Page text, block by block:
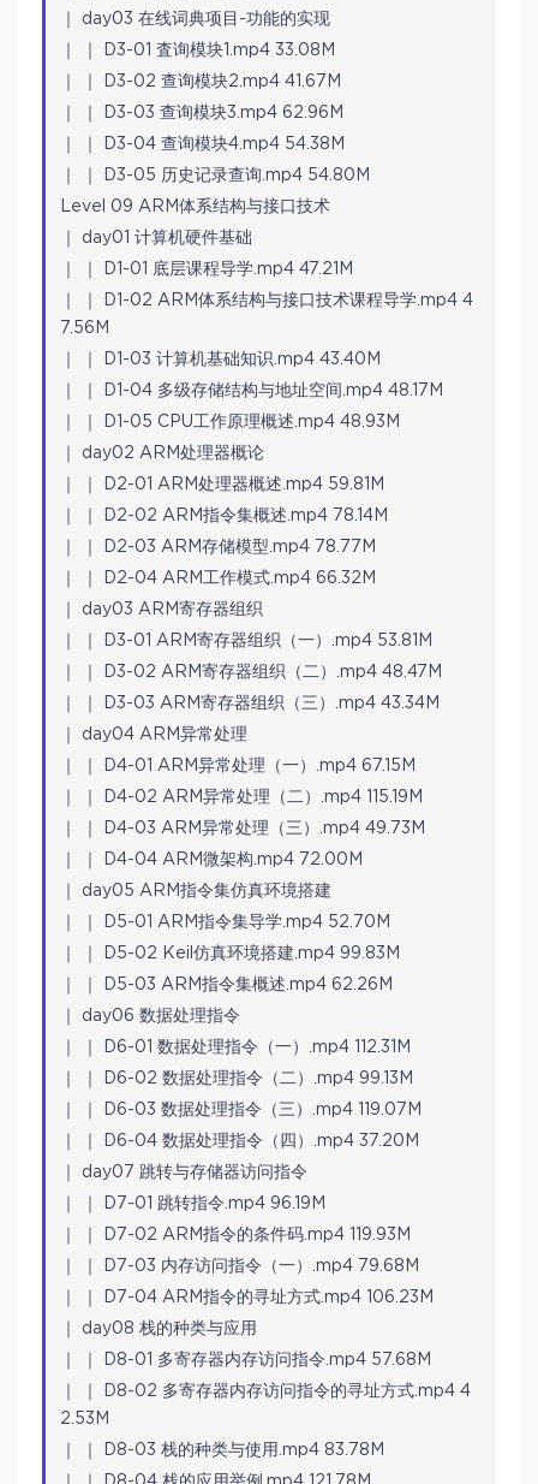
｜ day03 在线词典项目-功能的实现
｜ ｜ D3-01 査询模块1.mp4 33.08M
｜ ｜ D3-02 查询模块2.mp4 41.67M
｜ ｜ D3-03 查询模块3.mp4 62.96M
｜ ｜ D3-04 查询模块4.mp4 54.38M
｜ ｜ D3-05 历史记录查询.mp4 54.80M
Level 09 ARM体系结构与接口技术
｜ day01 计算机硬件基础
｜ ｜ D1-01 底层课程导学.mp4 47.21M
｜ ｜ D1-02 ARM体系结构与接口技术课程导学.mp4 4
7.56M
｜ ｜ D1-03 计算机基础知识.mp4 43.40M
｜ ｜ D1-04 多级存储结构与地址空间.mp4 48.17M
｜ ｜ D1-05 CPU工作原理概述.mp4 48.93M
｜ day02 ARM处理器概论
｜ ｜ D2-01 ARM处理器概述.mp4 59.81M
｜ ｜ D2-02 ARM指令集概述.mp4 78.14M
｜ ｜ D2-03 ARM存储模型.mp4 78.77M
｜ ｜ D2-04 ARM工作模式.mp4 66.32M
｜ day03 ARM寄存器组织
｜ ｜ D3-01 ARM寄存器组织（一）.mp4 53.81M
｜ ｜ D3-02 ARM寄存器组织（二）.mp4 48.47M
｜ ｜ D3-03 ARM寄存器组织（三）.mp4 43.34M
｜ day04 ARM异常处理
｜ ｜ D4-01 ARM异常处理（一）.mp4 67.15M
｜ ｜ D4-02 ARM异常处理（二）.mp4 115.19M
｜ ｜ D4-03 ARM异常处理（三）.mp4 49.73M
｜ ｜ D4-04 ARM微架构.mp4 72.00M
｜ day05 ARM指令集仿真环境搭建
｜ ｜ D5-01 ARM指令集导学.mp4 52.70M
｜ ｜ D5-02 Keil仿真环境搭建.mp4 99.83M
｜ ｜ D5-03 ARM指令集概述.mp4 62.26M
｜ day06 数据处理指令
｜ ｜ D6-01 数据处理指令（一）.mp4 112.31M
｜ ｜ D6-02 数据处理指令（二）.mp4 99.13M
｜ ｜ D6-03 数据处理指令（三）.mp4 119.07M
｜ ｜ D6-04 数据处理指令（四）.mp4 37.20M
｜ day07 跳转与存储器访问指令
｜ ｜ D7-01 跳转指令.mp4 96.19M
｜ ｜ D7-02 ARM指令的条件码.mp4 119.93M
｜ ｜ D7-03 内存访问指令（一）.mp4 79.68M
｜ ｜ D7-04 ARM指令的寻址方式.mp4 106.23M
｜ day08 栈的种类与应用
｜ ｜ D8-01 多寄存器内存访问指令.mp4 57.68M
｜ ｜ D8-02 多寄存器内存访问指令的寻址方式.mp4 4
2.53M
｜ ｜ D8-03 栈的种类与使用.mp4 83.78M